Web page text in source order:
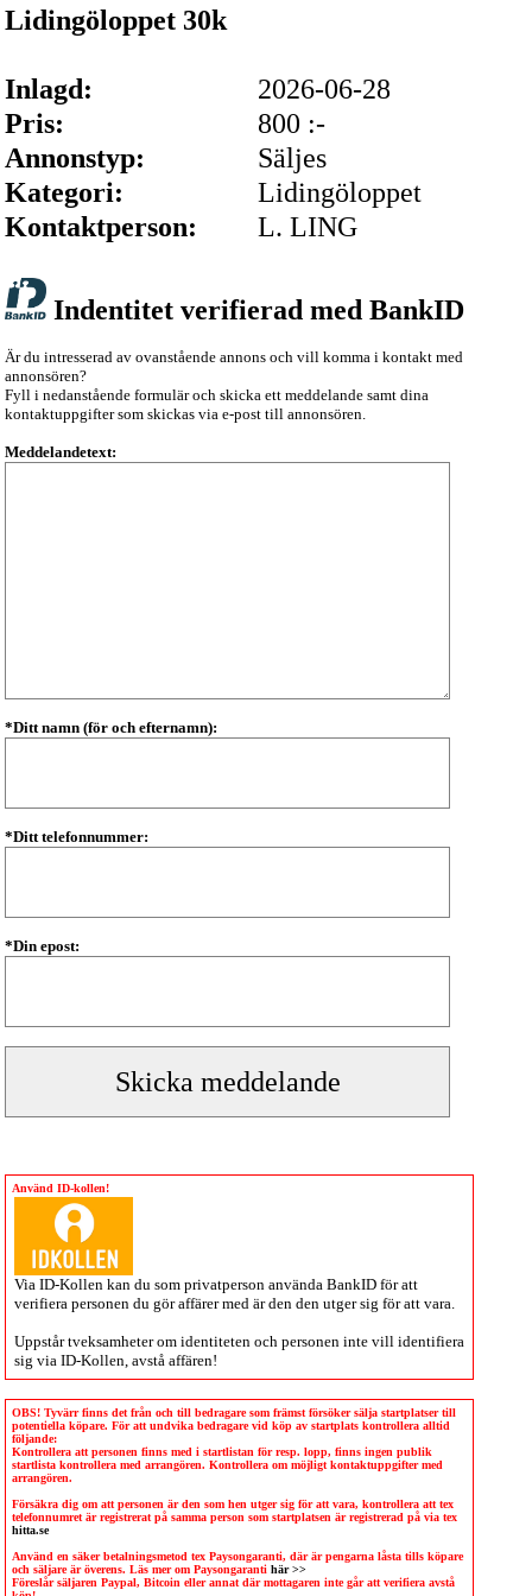
Lidingöloppet 30k
Inlagd:
2026-06-28
Pris:
800 :-
Annonstyp:
Säljes
Kategori:
Lidingöloppet
Kontaktperson:
L. LING
Indentitet verifierad med BankID
Är du intresserad av ovanstående annons och vill komma i kontakt med
annonsören?
Fyll i nedanstående formulär och skicka ett meddelande samt dina
kontaktuppgifter som skickas via e-post till annonsören.
Meddelandetext:
*Ditt namn (för och efternamn):
*Ditt telefonnummer:
*Din epost:
Använd ID-kollen!
Via ID-Kollen kan du som privatperson använda BankID för att
verifiera personen du gör affärer med är den den utger sig för att vara.
Uppstår tveksamheter om identiteten och personen inte vill identifiera
sig via ID-Kollen , avstå affären!
OBS! Tyvärr finns det från och till bedragare som främst försöker sälja startplatser till
potentiella köpare. För att undvika bedragare vid köp av startplats kontrollera alltid
följande:
Kontrollera att personen finns med i startlistan för resp. lopp, finns ingen publik
startlista kontrollera med arrangören. Kontrollera om möjligt kontaktuppgifter med
arrangören.
Försäkra dig om att personen är den som hen utger sig för att vara, kontrollera att tex
telefonnumret är registrerat på samma person som startplatsen är registrerad på via tex
hitta.se
Använd en säker betalningsmetod tex Paysongaranti, där är pengarna låsta tills köpare
och säljare är överens. Läs mer om Paysongaranti här >>
Föreslår säljaren Paypal, Bitcoin eller annat där mottagaren inte går att verifiera avstå